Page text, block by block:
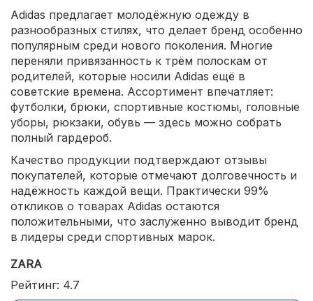
Adidas предлагает молодёжную одежду в
разнообразных стилях, что делает бренд особенно
популярным среди нового поколения. Многие
переняли привязанность к трём полоскам от
родителей, которые носили Adidas ещё в
советские времена. Ассортимент впечатляет:
футболки, брюки, спортивные костюмы, головные
уборы, рюкзаки, обувь — здесь можно собрать
полный гардероб.
Качество продукции подтверждают отзывы
покупателей, которые отмечают долговечность и
надёжность каждой вещи. Практически 99%
откликов о товарах Adidas остаются
положительными, что заслуженно выводит бренд
в лидеры среди спортивных марок.
ZARA
Рейтинг: 4.7